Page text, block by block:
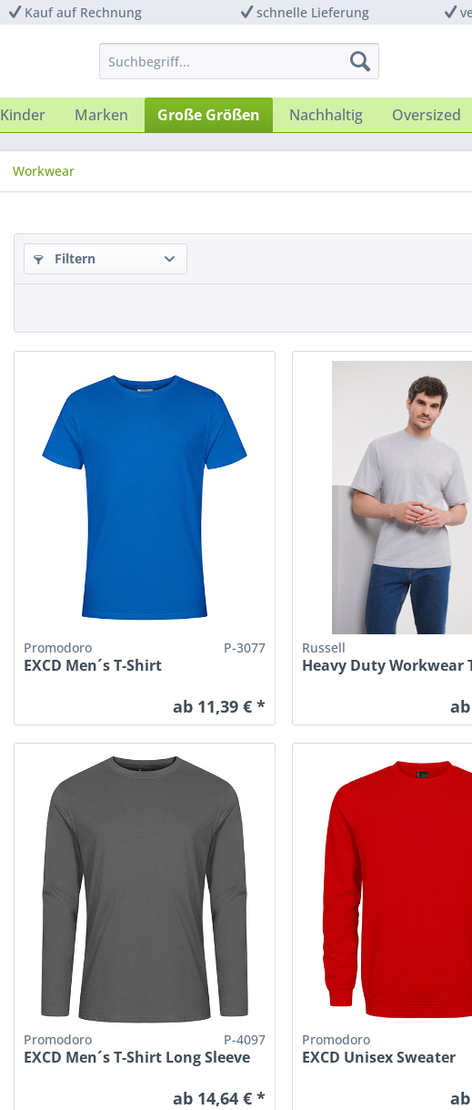
Kauf auf Rechnung schnelle Lieferung
Kinder Marken Große Größen Nachhaltig Oversized
Workwear
Filtern
Promodoro P-3077
EXCD Men´s T-Shirt
ab 11,39 € *
Russell
Heavy Duty Workwear
Promodoro P-4097
EXCD Men´s T-Shirt Long Sleeve
ab 14,64 € *
Promodoro
EXCD Unisex Sweater